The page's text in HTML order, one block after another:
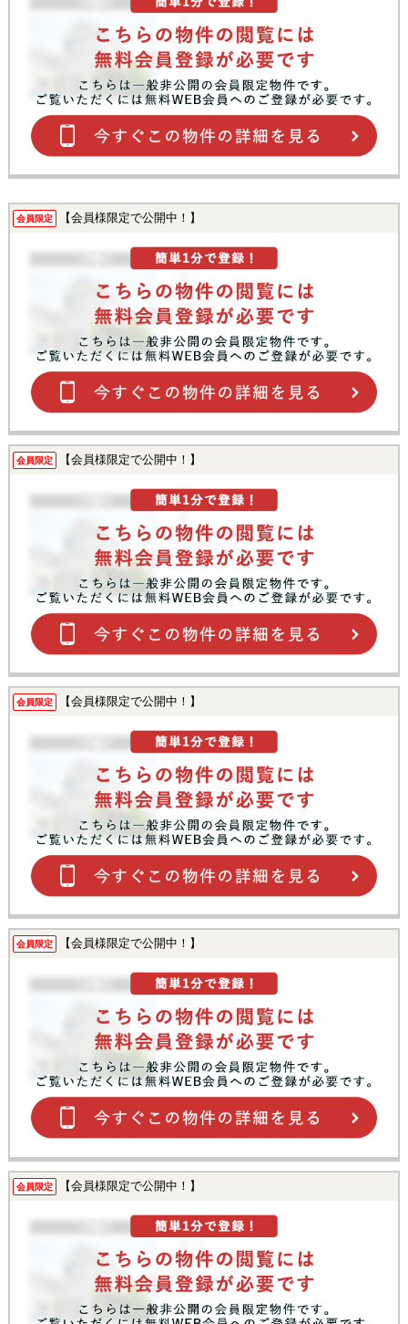
会員限定 【会員様限定で公開中！】
会員限定 【会員様限定で公開中！】
会員限定 【会員様限定で公開中！】
会員限定 【会員様限定で公開中！】
会員限定 【会員様限定で公開中！】